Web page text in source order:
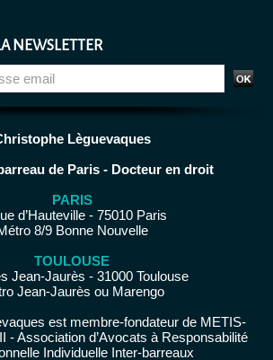
NEWSLETTER
Lèguevaques
de Paris - Docteur en droit
PARIS
d’Hauteville - 75010 Paris
8/9 Bonne Nouvelle
TOULOUSE
Jean-Jaurès - 31000 Toulouse
Jean-Jaurès ou Marengo
est membre-fondateur de METIS-
- Association d’Avocats à Responsabilité
Individuelle Inter-barreaux